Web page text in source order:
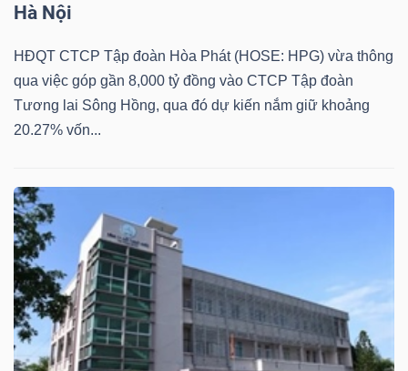
Hà Nội
HĐQT CTCP Tập đoàn Hòa Phát (HOSE: HPG) vừa thông
qua việc góp gần 8,000 tỷ đồng vào CTCP Tập đoàn
Tương lai Sông Hồng, qua đó dự kiến nắm giữ khoảng
20.27% vốn...